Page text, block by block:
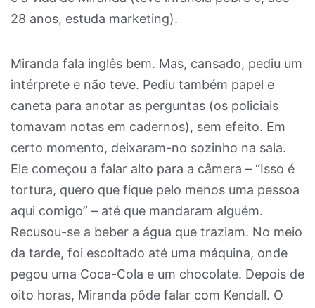
28 anos, estuda marketing).
Miranda fala inglês bem. Mas, cansado, pediu um
intérprete e não teve. Pediu também papel e
caneta para anotar as perguntas (os policiais
tomavam notas em cadernos), sem efeito. Em
certo momento, deixaram-no sozinho na sala.
Ele começou a falar alto para a câmera – “Isso é
tortura, quero que fique pelo menos uma pessoa
aqui comigo” – até que mandaram alguém.
Recusou-se a beber a água que traziam. No meio
da tarde, foi escoltado até uma máquina, onde
pegou uma Coca-Cola e um chocolate. Depois de
oito horas, Miranda pôde falar com Kendall. O